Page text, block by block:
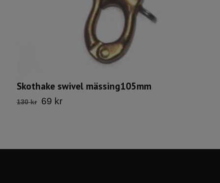
Skothake swivel mässing105mm
130 kr 69 kr